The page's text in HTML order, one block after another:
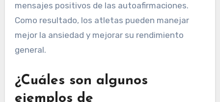
mensajes positivos de las autoafirmaciones.
Como resultado, los atletas pueden manejar
mejor la ansiedad y mejorar su rendimiento
general.
¿Cuáles son algunos
ejemplos de